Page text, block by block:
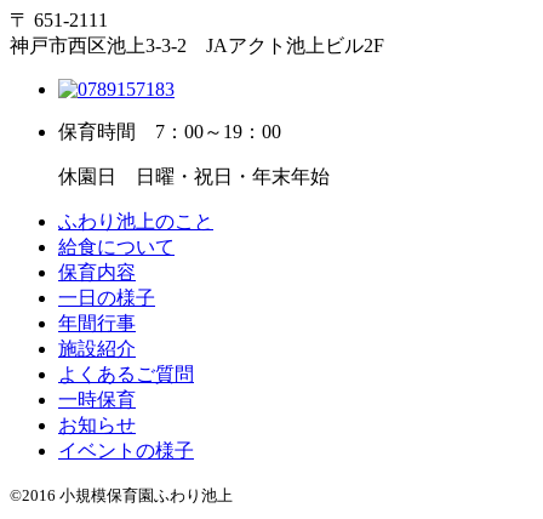
〒 651-2111
神戸市西区池上3-3-2 JAアクト池上ビル2F
保育時間 7：00～19：00
休園日 日曜・祝日・年末年始
ふわり池上のこと
給食について
保育内容
一日の様子
年間行事
施設紹介
よくあるご質問
一時保育
お知らせ
イベントの様子
©2016 小規模保育園ふわり池上